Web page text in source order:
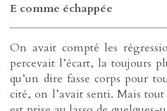
E comme échappée
On avait compté les
percevait l’écart, la toujours
qu’un dire fasse corps pour
cité, on l’avait senti. Mais